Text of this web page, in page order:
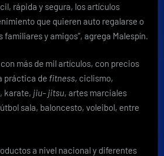
rápida y segura, los artículos
que quieren auto regalarse o
familiares y amigos”, agrega Malespín.
más de mil artículos, con precios
práctica de fitness, ciclismo,
karate, jiu- jitsu, artes marciales
sala, baloncesto, voleibol, entre
a nivel nacional y diferentes